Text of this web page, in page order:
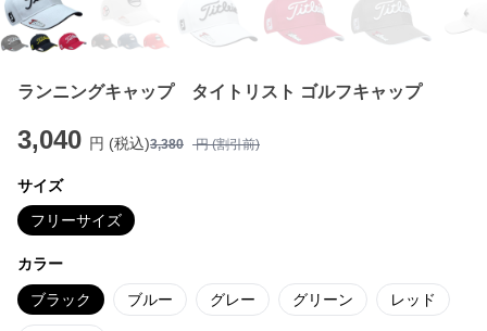
ランニングキャップ タイトリスト ゴルフキャップ
3,040 円 (税込)3,380 円 (割引前)
サイズ
フリーサイズ
カラー
ブラック ブルー グレー グリーン レッド